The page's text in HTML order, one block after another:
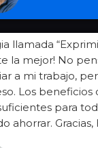
llamada
la mejor! No
a mi trabajo,
Los
para
ahorrar. Gracias,